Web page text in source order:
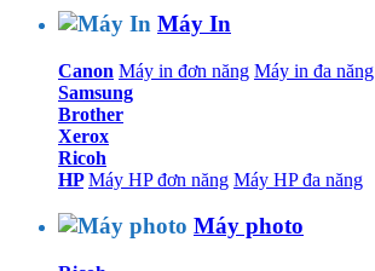
Máy In
Canon Máy in đơn năng Máy in đa năng
Samsung
Brother
Xerox
Ricoh
HP Máy HP đơn năng Máy HP đa năng
Máy photo